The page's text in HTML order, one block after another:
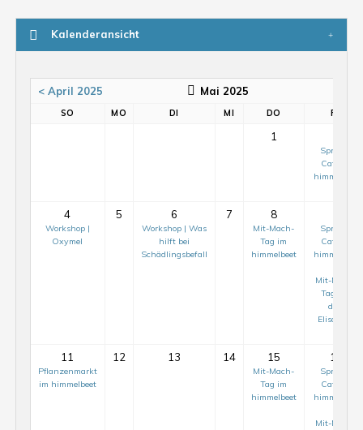
Kalenderansicht
< April 2025 Mai 2025
SO MO DI MI DO FR
1
Sprach-
Café im
himmelbeet
4
Workshop |
Oxymel
5 6
Workshop | Was
hilft bei
Schädlingsbefall
7 8
Mit-Mach-
Tag im
himmelbeet
Sprach-
Café im
himmelbeet
Mit-Mach-
Tag auf
dem
ElisaBeet
11
Pflanzenmarkt
im himmelbeet
12 13 14 15
Mit-Mach-
Tag im
himmelbeet
16
Sprach-
Café im
himmelbeet
Mit-Mach-